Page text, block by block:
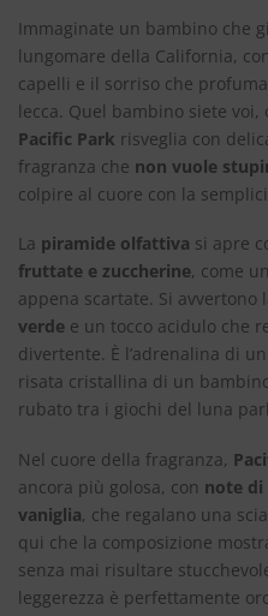
Immaginate un bambino che
lungomare della California,
capelli e il sorriso che
lecca. Quel bambino siete
Pacific Park risveglia con
fragranza che non vuole
colpire al cuore con la
La piramide olfattiva si apre
fruttate e zuccherine, come
appena scartate. Si avvertono
verde e un tocco acidulo che
divertente. È l’adrenalina di
risata cristallina di un
rubato tra i giochi del luna
Nel cuore della fragranza,
ancora più golosa, con note di
vaniglia, che regalano una
qui che la composizione
senza mai risultare
leggerezza è perfettamente